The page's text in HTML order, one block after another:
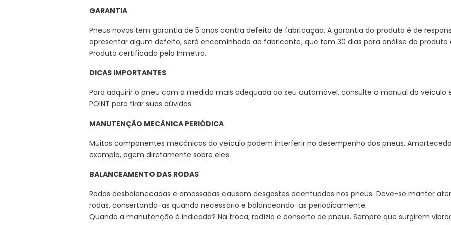
GARANTIA
Pneus novos tem garantia de 5 anos contra defeito de fabricação. A garantia do produto é de
apresentar algum defeito, será encaminhado ao fabricante, que tem 30 dias para análise do produto
Produto certificado pelo Inmetro.
DICAS IMPORTANTES
Para adquirir o pneu com a medida mais adequada ao seu automóvel, consulte o manual do
POINT para tirar suas dúvidas.
MANUTENÇÃO MECÂNICA PERIÓDICA
Muitos componentes mecânicos do veículo podem interferir no desempenho dos pneus.
exemplo, agem diretamente sobre eles.
BALANCEAMENTO DAS RODAS
Rodas desbalanceadas e amassadas causam desgastes acentuados nos pneus. Deve-se manter
rodas, consertando-as quando necessário e balanceando-as periodicamente.
Quando a manutenção é indicada? Na troca, rodízio e conserto de pneus. Sempre que surgirem